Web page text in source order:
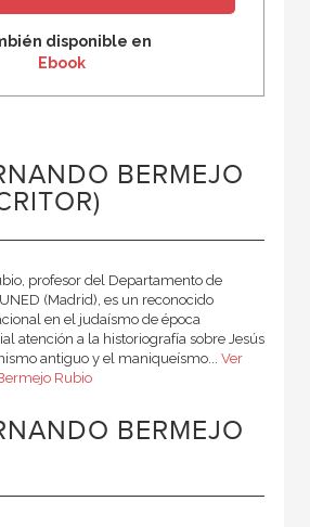
disponible en
Ebook
BERMEJO
profesor del Departamento de
(Madrid), es un reconocido
en el judaísmo de época
atención a la historiografía sobre Jesús
antiguo y el maniqueísmo... Ver
Rubio
BERMEJO